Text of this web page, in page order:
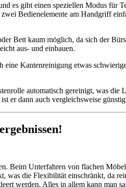
es gibt einen speziellen Modus für
Bedienelemente am Handgriff
Bett kaum möglich, da sich der
aus- und einbauen.
Kantenreinigung etwas
automatisch gereinigt, was die
er dann auch vergleichsweise
Beim Unterfahren von flachen
was die Flexibilität einschränkt, da
werden. Alles in allem kann man